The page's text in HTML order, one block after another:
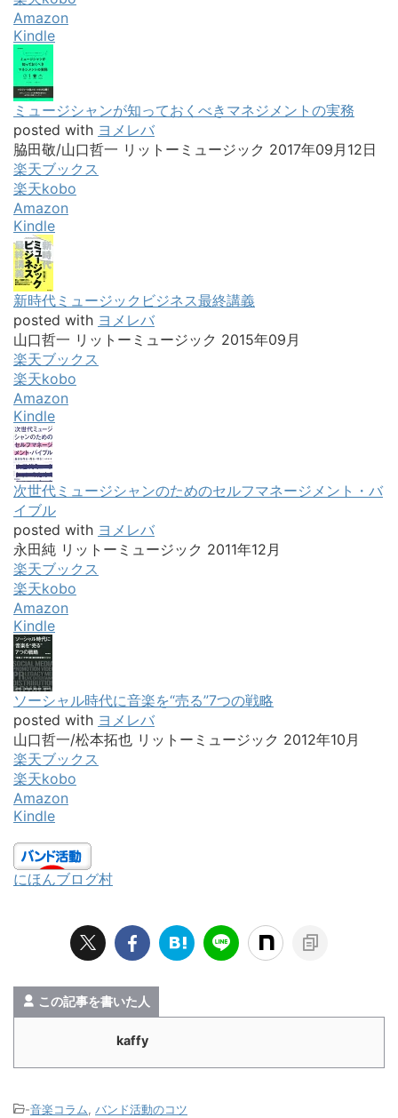
Amazon
Kindle
ミュージシャンが知っておくべきマネジメントの実務
posted with ヨメレバ
脇田敬/山口哲一 リットーミュージック 2017年09月12日
楽天ブックス
楽天kobo
Amazon
Kindle
新時代ミュージックビジネス最終講義
posted with ヨメレバ
山口哲一 リットーミュージック 2015年09月
楽天ブックス
楽天kobo
Amazon
Kindle
次世代ミュージシャンのためのセルフマネージメント・バ
イブル
posted with ヨメレバ
永田純 リットーミュージック 2011年12月
楽天ブックス
楽天kobo
Amazon
Kindle
ソーシャル時代に音楽を“売る”7つの戦略
posted with ヨメレバ
山口哲一/松本拓也 リットーミュージック 2012年10月
楽天ブックス
楽天kobo
Amazon
Kindle
にほんブログ村
この記事を書いた人
kaffy
-音楽コラム バンド活動のコツ